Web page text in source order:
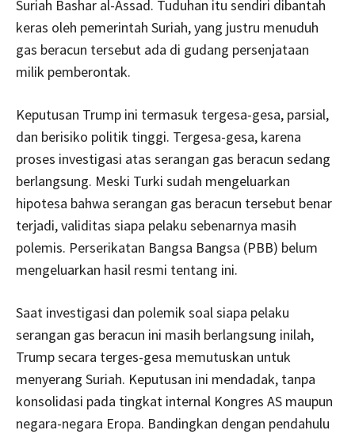
Suriah Bashar al-Assad. Tuduhan itu sendiri dibantah
keras oleh pemerintah Suriah, yang justru menuduh
gas beracun tersebut ada di gudang persenjataan
milik pemberontak.
Keputusan Trump ini termasuk tergesa-gesa, parsial,
dan berisiko politik tinggi. Tergesa-gesa, karena
proses investigasi atas serangan gas beracun sedang
berlangsung. Meski Turki sudah mengeluarkan
hipotesa bahwa serangan gas beracun tersebut benar
terjadi, validitas siapa pelaku sebenarnya masih
polemis. Perserikatan Bangsa Bangsa (PBB) belum
mengeluarkan hasil resmi tentang ini.
Saat investigasi dan polemik soal siapa pelaku
serangan gas beracun ini masih berlangsung inilah,
Trump secara terges-gesa memutuskan untuk
menyerang Suriah. Keputusan ini mendadak, tanpa
konsolidasi pada tingkat internal Kongres AS maupun
negara-negara Eropa. Bandingkan dengan pendahulu